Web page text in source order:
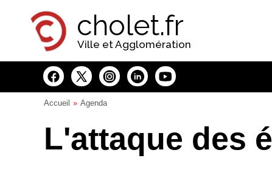
cholet.fr
Ville et Agglomération
Accueil Agenda
L'attaque des